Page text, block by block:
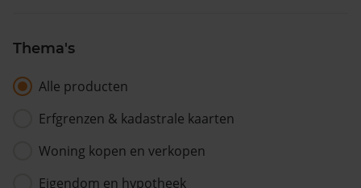
Thema's
Alle producten
Erfgrenzen & kadastrale kaarten
Woning kopen en verkopen
Eigendom en hypotheek